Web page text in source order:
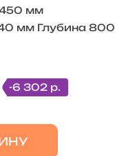
мм
мм Глубина 800
-6 302 р.